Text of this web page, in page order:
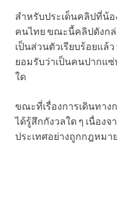
สำหรับประเด็นคลิปที่น้
คนไทย ขณะนี้คลิปดังก
เป็นส่วนตัวเรียบร้อยแ
ยอมรับว่าเป็นคนปากแซ่
ใด
ขณะที่เรื่องการเดินทาง
ได้รู้สึกกังวลใด ๆ เนื่อง
ประเทศอย่างถูกกฎหมา